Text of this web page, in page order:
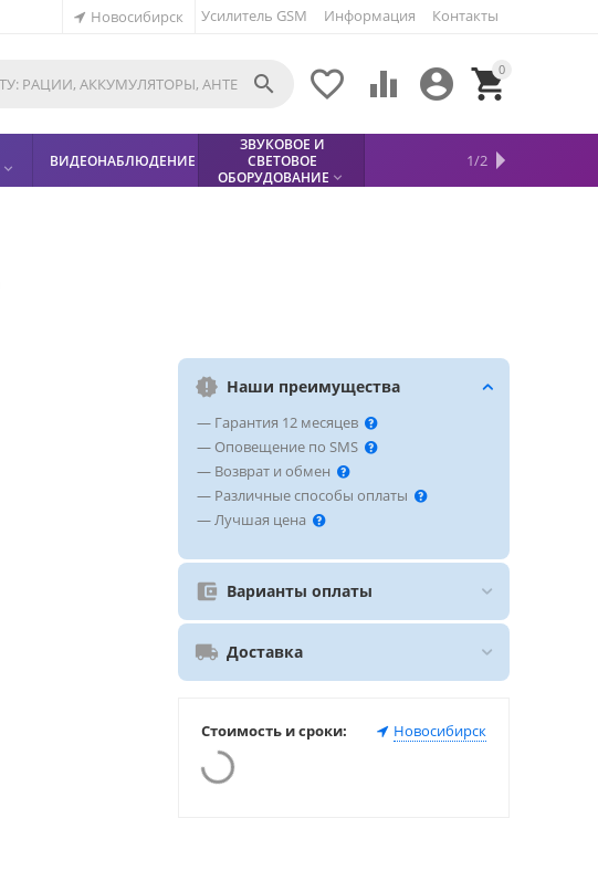
Усилитель GSM Информация Контакты
Новосибирск
0


 

 ВИДЕОНАБЛЮДЕНИЕ
ЗВУКОВОЕ И
СВЕТОВОЕ
ОБОРУДОВАНИЕ 
МЕТАЛЛОДЕТЕКТОР
СФИНКС (SPHINX)
БЕЗОПАСНОСТЬ 
КИСЛОТНЫЕ
АККУМУЛЯТОРЫ 
1/2
Наши преимущества
— Гарантия 12 месяцев
— Оповещение по SMS
— Возврат и обмен
— Различные способы оплаты
— Лучшая цена
Варианты оплаты
Доставка
Стоимость и сроки: Новосибирск